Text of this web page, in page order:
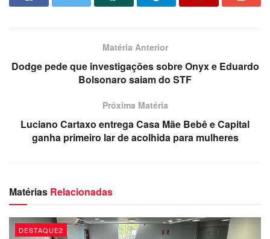
vulnerabilidade social do bairro do Cristo, Rangel e
sociedade, fazendo com que sejam medalhistas no
esporte e campeões de cidadania.
Matéria Anterior
Dodge pede que investigações sobre Onyx e Eduardo
Bolsonaro saiam do STF
Próxima Matéria
Luciano Cartaxo entrega Casa Mãe Bebê e Capital
ganha primeiro lar de acolhida para mulheres
Matérias Relacionadas
DESTAQUE2